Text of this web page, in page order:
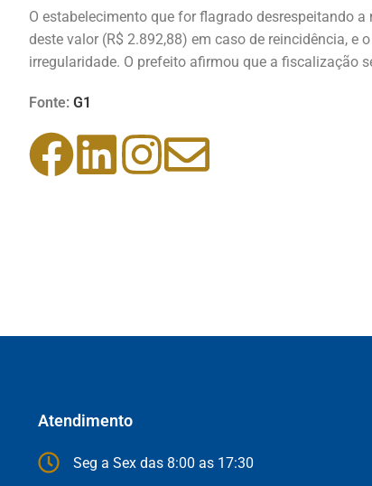
O estabelecimento que for flagrado desrespeitando
deste valor (R$ 2.892,88) em caso de reincidência,
irregularidade. O prefeito afirmou que a fiscalização
Fonte: G1
Atendimento
Seg a Sex das 8:00 as 17:30